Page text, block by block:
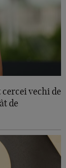
cercei vechi de
de